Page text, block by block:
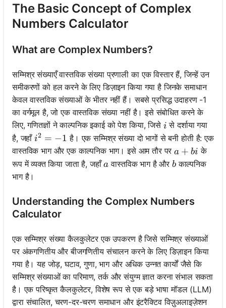
The Basic Concept of Complex
Numbers Calculator
What are Complex Numbers?
सम्मिश्र संख्याएँ वास्तविक संख्या प्रणाली का एक विस्तार हैं, जिन्हें उन
समीकरणों को हल करने के लिए डिज़ाइन किया गया है जिनके समाधान
केवल वास्तविक संख्याओं के भीतर नहीं हैं। सबसे प्रसिद्ध उदाहरण -1
का वर्गमूल है, जो एक वास्तविक संख्या नहीं है। इसे संबोधित करने के
लिए, गणितज्ञों ने काल्पनिक इकाई को पेश किया, जिसे i
i से दर्शाया गया
है, जहाँi^2 = -1
i2 = −1 है। एक सम्मिश्र संख्या दो भागों से बनी होती है: एक
वास्तविक भाग और एक काल्पनिक भाग। इसे आम तौर परa + bi
a + bi के
रूप में व्यक्त किया जाता है, जहाँa
a वास्तविक भाग है और b
bकाल्पनिक
भाग है।
Understanding the Complex Numbers
Calculator
एक सम्मिश्र संख्या कैलकुलेटर एक उपकरण है जिसे सम्मिश्र संख्याओं
पर अंकगणितीय और बीजगणितीय संचालन करने के लिए डिज़ाइन किया
गया है। यह जोड़, घटाव, गुणा, भाग और अधिक उन्नत कार्यों जैसे कि
सम्मिश्र संख्याओं का परिमाण, तर्क और संयुग्म ज्ञात करना संभाल सकता
है। एक परिष्कृत कैलकुलेटर, विशेष रूप से एक बड़े भाषा मॉडल (LLM)
द्वारा संचालित, चरण-दर-चरण समाधान और इंटरैक्टिव विज़ुअलाइज़ेशन